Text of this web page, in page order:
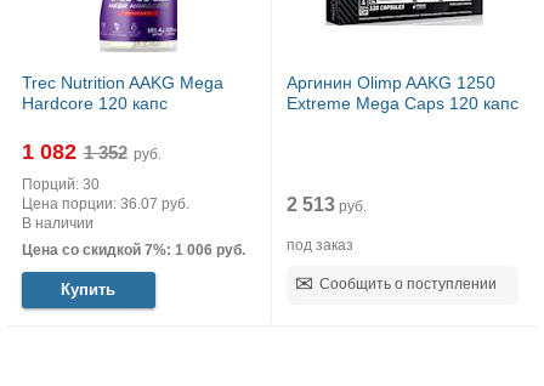
Trec Nutrition AAKG Mega
Hardcore 120 капс
1 082
руб.
Порций: 30
Цена порции: 36.07 руб.
В наличии
Цена со скидкой 7%: 1 006 руб.
Купить
Аргинин Olimp AAKG 1250
Extreme Mega Caps 120 капс
2 513 руб.
под заказ
Сообщить о поступлении